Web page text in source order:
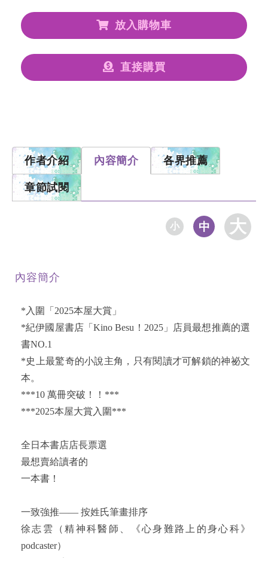
放入購物車
直接購買
作者介紹 內容簡介 各界推薦
章節試閱
小 中 大
內容簡介
*入圍「2025本屋大賞」
*紀伊國屋書店「Kino Besu！2025」店員最想推薦的選
書NO.1
*史上最驚奇的小說主角，只有閱讀才可解鎖的神祕文
本。
***10 萬冊突破！！***
***2025本屋大賞入圍***
全日本書店店長票選
最想賣給讀者的
一本書！
一致強推—— 按姓氏筆畫排序
徐志雲（精神科醫師、《心身難路上的身心科》
podcaster）